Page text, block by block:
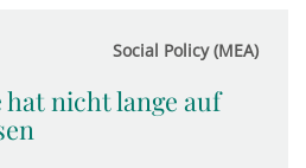
Social Policy (MEA)
hat nicht lange auf